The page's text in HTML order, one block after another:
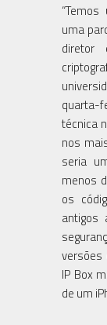
uma
diretor
quarta-
técnica
nos
seria
menos
os
antigos
versões
IP Box
de um